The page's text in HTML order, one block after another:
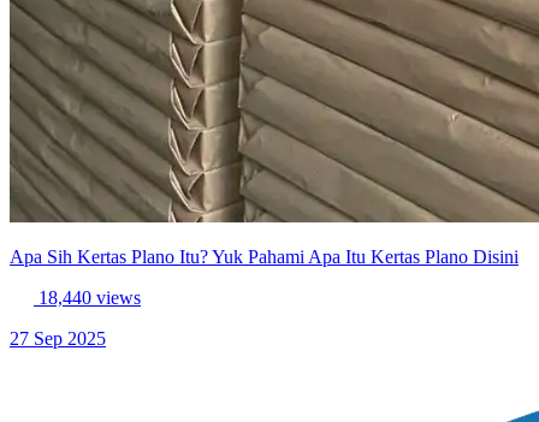
Apa Sih Kertas Plano Itu? Yuk Pahami Apa Itu Kertas Plano Disini
18,440 views
27 Sep 2025